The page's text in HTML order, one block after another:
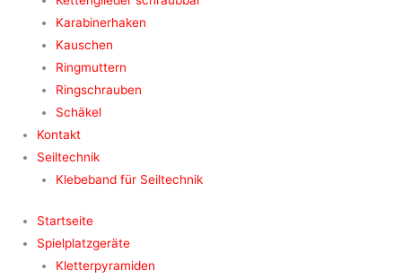
Karabinerhaken
Kauschen
Ringmuttern
Ringschrauben
Schäkel
Kontakt
Seiltechnik
Klebeband für Seiltechnik
Startseite
Spielplatzgeräte
Kletterpyramiden